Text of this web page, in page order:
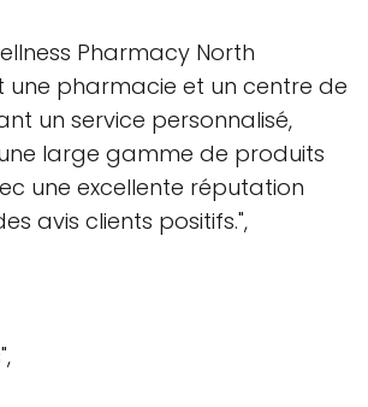
Pharmacy North
une pharmacie et un centre de
un service personnalisé,
large gamme de produits
une excellente réputation
avis clients positifs.",